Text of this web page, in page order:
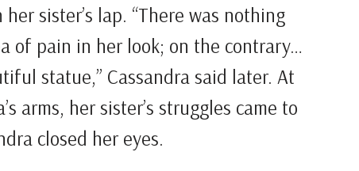
sister’s lap. “There was nothing
of pain in her look; on the contrary…
statue,” Cassandra said later. At
arms, her sister’s struggles came to
closed her eyes.